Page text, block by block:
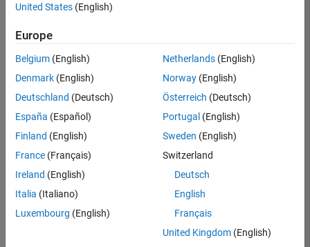
Enregistrer
sélectionnées
Les
descriptions
poste
n’ont
pas
été
traduites.
Effectuez
United States (English)
Europe
Belgium (English)
Denmark (English)
Deutschland (Deutsch)
España (Español)
Finland (English)
France (Français)
Ireland (English)
Italia (Italiano)
Luxembourg (English)
Netherlands(English)
Norway(English)
Österreich (Deutsch)
Portugal (English)
Sweden (English)
Switzerland
Deutsch
English
Français
United Kingdom(English)